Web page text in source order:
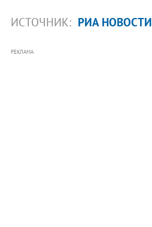
ИСТОЧНИК: РИА НОВОСТИ
РЕКЛАМА